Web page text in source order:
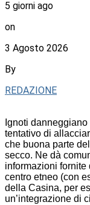
5 giorni ago
on
3 Agosto 2026
By
REDAZIONE
Ignoti
tentativo di
che buona parte
secco. Ne dà
informazioni fornite
centro etneo (con
della Casina, per
un’integrazione di